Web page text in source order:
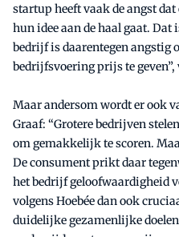
startup heeft vaak de angst
hun idee aan de haal gaat. Dat
bedrijf is daarentegen angstig
bedrijfsvoering prijs te geven”,
Maar andersom wordt er ook
Graaf: “Grotere bedrijven
om gemakkelijk te scoren.
De consument prikt daar
het bedrijf geloofwaardigheid
volgens Hoebée dan ook
duidelijke gezamenlijke